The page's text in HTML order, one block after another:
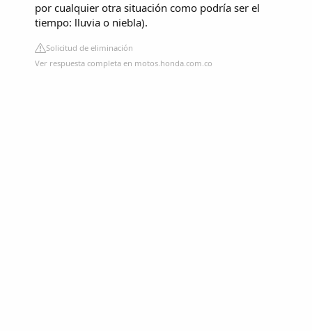
por cualquier otra situación como podría ser el
tiempo: lluvia o niebla).
Solicitud de eliminación
Ver respuesta completa en motos.honda.com.co